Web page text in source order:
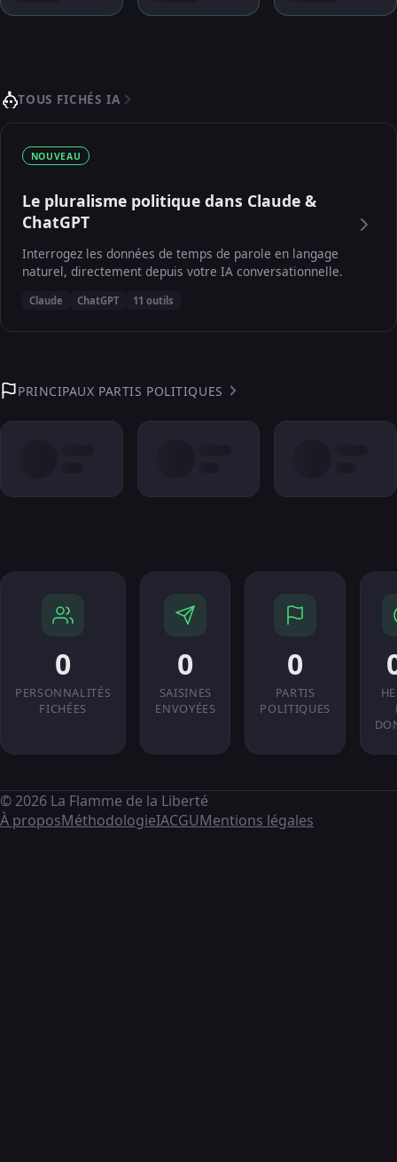
TOUS FICHÉS IA
NOUVEAU
Le pluralisme politique dans Claude &
ChatGPT
Interrogez les données de temps de parole en langage
naturel, directement depuis votre IA conversationnelle.
Claude ChatGPT 11 outils
PRINCIPAUX PARTIS POLITIQUES
0
PERSONNALITÉS
FICHÉES
0
SAISINES
ENVOYÉES
0
PARTIS
POLITIQUES
© 2026 La Flamme de la Liberté
À proposMéthodologieIACGUMentions légales